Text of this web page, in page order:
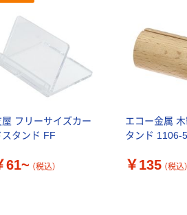
屋 フリーサイズカー
スタンド FF
61~ （税込）
エコー金属
タンド 1106-
￥135 （税込）